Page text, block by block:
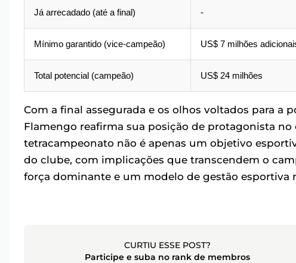
Já arrecadado (até a final) -
Mínimo garantido (vice-campeão) US$ 7 milhões
Total potencial (campeão) US$ 24 milhões
Com a final assegurada e os olhos voltados para a
Flamengo reafirma sua posição de protagonista
tetracampeonato não é apenas um objetivo
do clube, com implicações que transcendem o
força dominante e um modelo de gestão esportiva
CURTIU ESSE POST?
Participe e suba no rank de membros